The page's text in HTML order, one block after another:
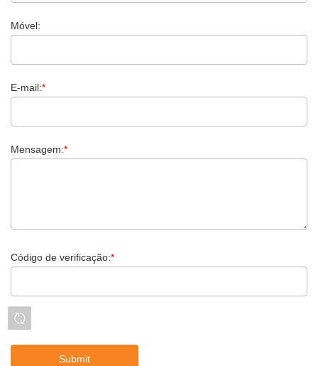
Móvel:
E-mail:*
Mensagem:*
Código de verificação:*